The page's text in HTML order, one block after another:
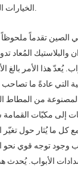
الخيارات الصديقة للبيئة عند التسوق.
الصين تقدماً ملحوظاً
والبلاستيك المُعاد
يُعدّ هذا الأمر بالغ
التي عادةً ما تصاحب
المصنوعة من المطاط
إلى مكبّات القمامة
كل ما يُثار حول تغيّر
توجه قوي نحو
الأبواب. يُحدث